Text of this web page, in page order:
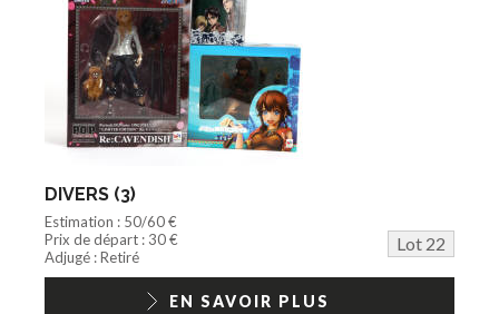
DIVERS (3)
Estimation : 50/60 €
Prix de départ : 30 €
Lot 22
Adjugé : Retiré
EN SAVOIR PLUS